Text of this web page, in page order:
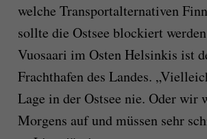
welche Transportalternativen
sollte die Ostsee blockiert
Vuosaari im Osten Helsinkis ist
Frachthafen des Landes.
Lage in der Ostsee nie. Oder wir
Morgens auf und müssen sehr